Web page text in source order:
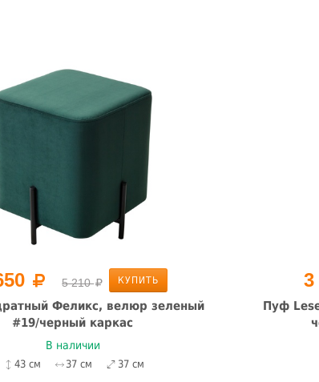
5 210 КУПИТЬ
Феликс, велюр зеленый
#19/черный каркас
В наличии
43 см 37 см 37 см
3
Пуф